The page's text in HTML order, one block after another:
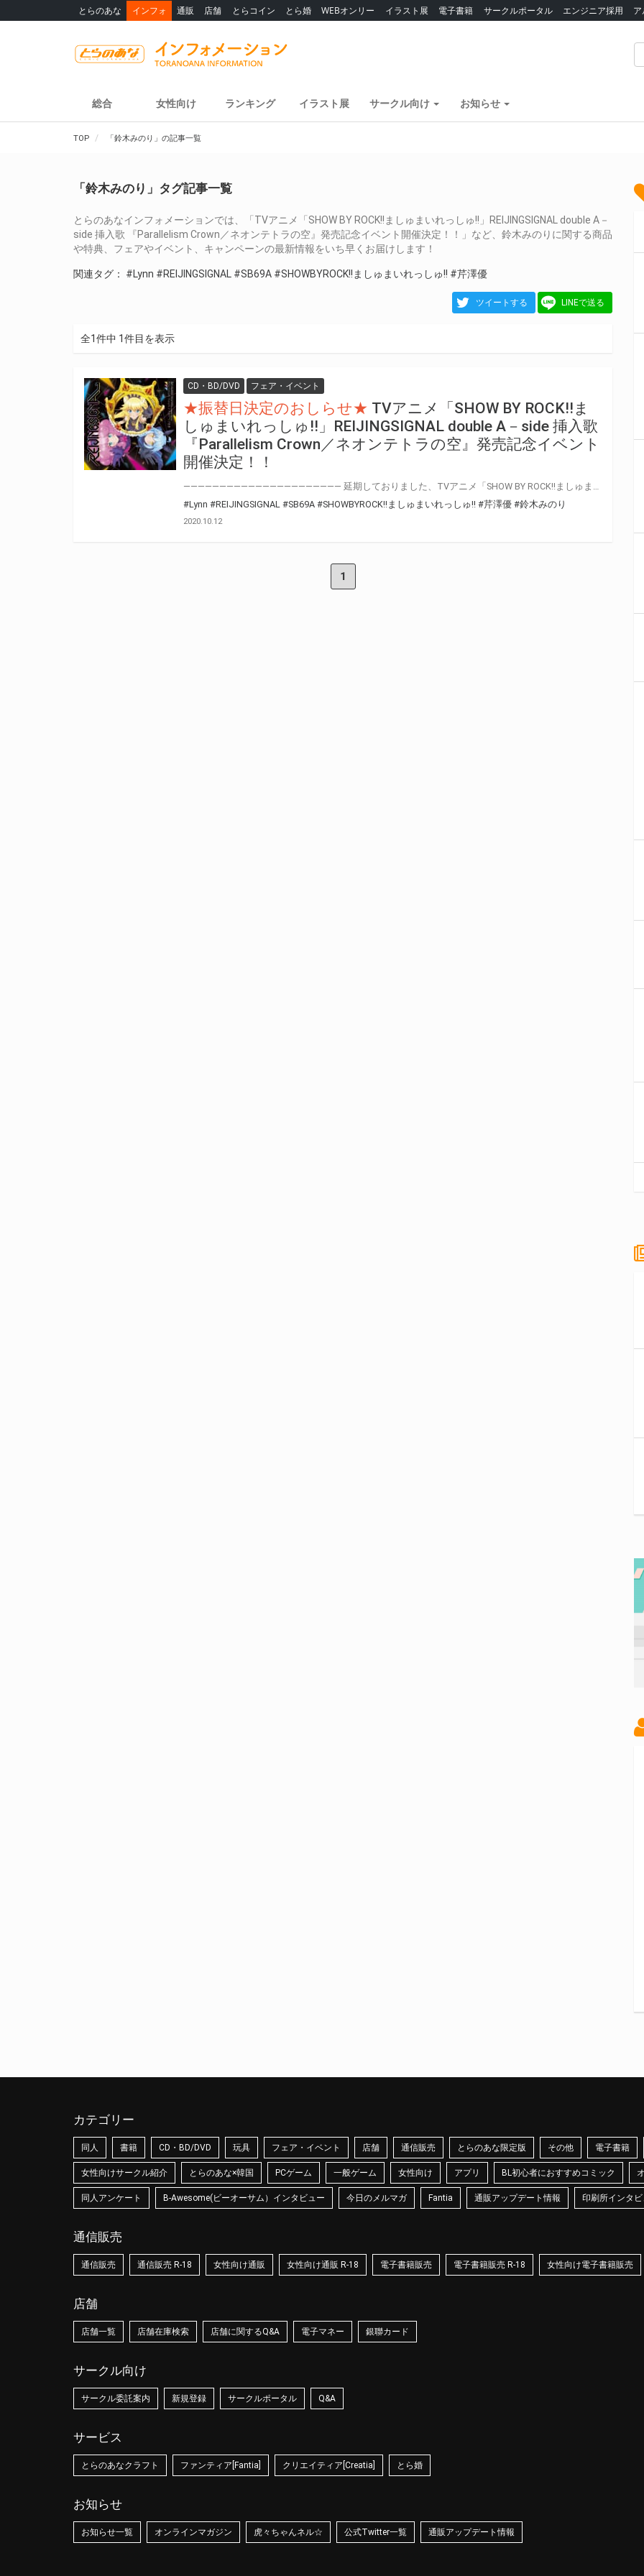
とらのあな インフォ 通販 店舗 とらコイン とら婚 WEBオンリー イラスト展 電子書籍 サークルポータル エンジニア採用
総合 女性向け ランキング イラスト展 サークル向け お知らせ
TOP 「鈴木みのり」の記事一覧
「鈴木みのり」タグ記事一覧
とらのあなインフォメーションでは、「TVアニメ「SHOW BY ROCK!!ましゅまいれっしゅ!!」REIJINGSIGNAL double A－
side 挿入歌 『Parallelism Crown／ネオンテトラの空』発売記念イベント開催決定！！」など、鈴木みのりに関する商品
や特典、フェアやイベント、キャンペーンの最新情報をいち早くお届けします！
関連タグ： #Lynn #REIJINGSIGNAL #SB69A #SHOWBYROCK!!ましゅまいれっしゅ!! #芹澤優
ツイートする LINEで送る
全1件中 1件目を表示
CD・BD/DVD フェア・イベント
★振替日決定のおしらせ★ TVアニメ「SHOW BY ROCK!!ま
しゅまいれっしゅ!!」REIJINGSIGNAL double A－side 挿入歌
『Parallelism Crown／ネオンテトラの空』発売記念イベント
開催決定！！
#Lynn #REIJINGSIGNAL #SB69A #SHOWBYROCK!!ましゅまいれっしゅ!! #芹澤優 #鈴木みのり
2020.10.12
1
カテゴリー
同人 書籍 CD・BD/DVD 玩具 フェア・イベント 店舗 通信販売 とらのあな限定版 その他 電子書籍
女性向けサークル紹介 とらのあな×韓国 PCゲーム 一般ゲーム 女性向け アプリ BL初心者におすすめコミック
同人アンケート B-Awesome(ビーオーサム）インタビュー 今日のメルマガ Fantia 通販アップデート情報 印刷所インタ
通信販売
通信販売 通信販売 R-18 女性向け通販 女性向け通販 R-18 電子書籍販売 電子書籍販売 R-18 女性向け電子書籍販売
店舗
店舗一覧 店舗在庫検索 店舗に関するQ&A 電子マネー 銀聯カード
サークル向け
サークル委託案内 新規登録 サークルポータル Q&A
サービス
とらのあなクラフト ファンティア[Fantia] クリエイティア[Creatia] とら婚
お知らせ
お知らせ一覧 オンラインマガジン 虎々ちゃんネル☆ 公式Twitter一覧 通販アップデート情報